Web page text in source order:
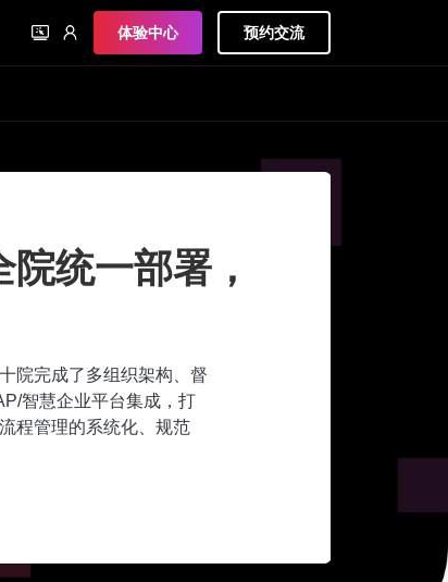
体验中心 预约交流
新兴铸管：打
新兴铸管基于AWS PaaS进行应
事业部统一部署了以采购合同为
了企业全生命周期的合同管理，